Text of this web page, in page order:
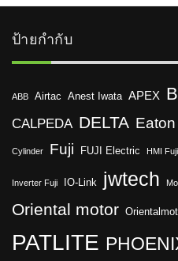
ป้ายกำกับ
ABB Airtac Anest Iwata APEX
CALPEDA DELTA Eaton
Cylinder Fuji FUJI Electric HMI
Inverter Fuji IO-Link jwtech
Oriental motor
PATLITE